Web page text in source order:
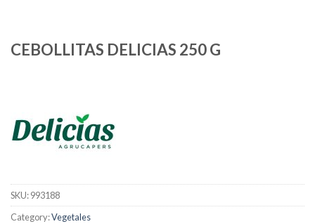
CEBOLLITAS DELICIAS 250 G
SKU:993188
Category:Vegetales